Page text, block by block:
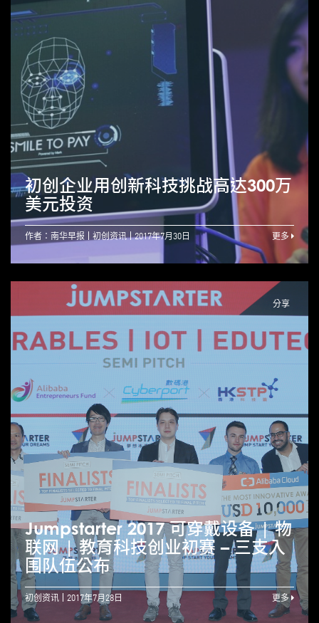
初创企业用创新科技挑战高达300万
美元投资
作者：南华早报 初创资讯 2017年7月30日 更多
分享
Jumpstarter 2017 可穿戴设备 | 物
联网 | 教育科技创业初赛 – 三支入
围队伍公布
初创资讯 2017年7月28日 更多